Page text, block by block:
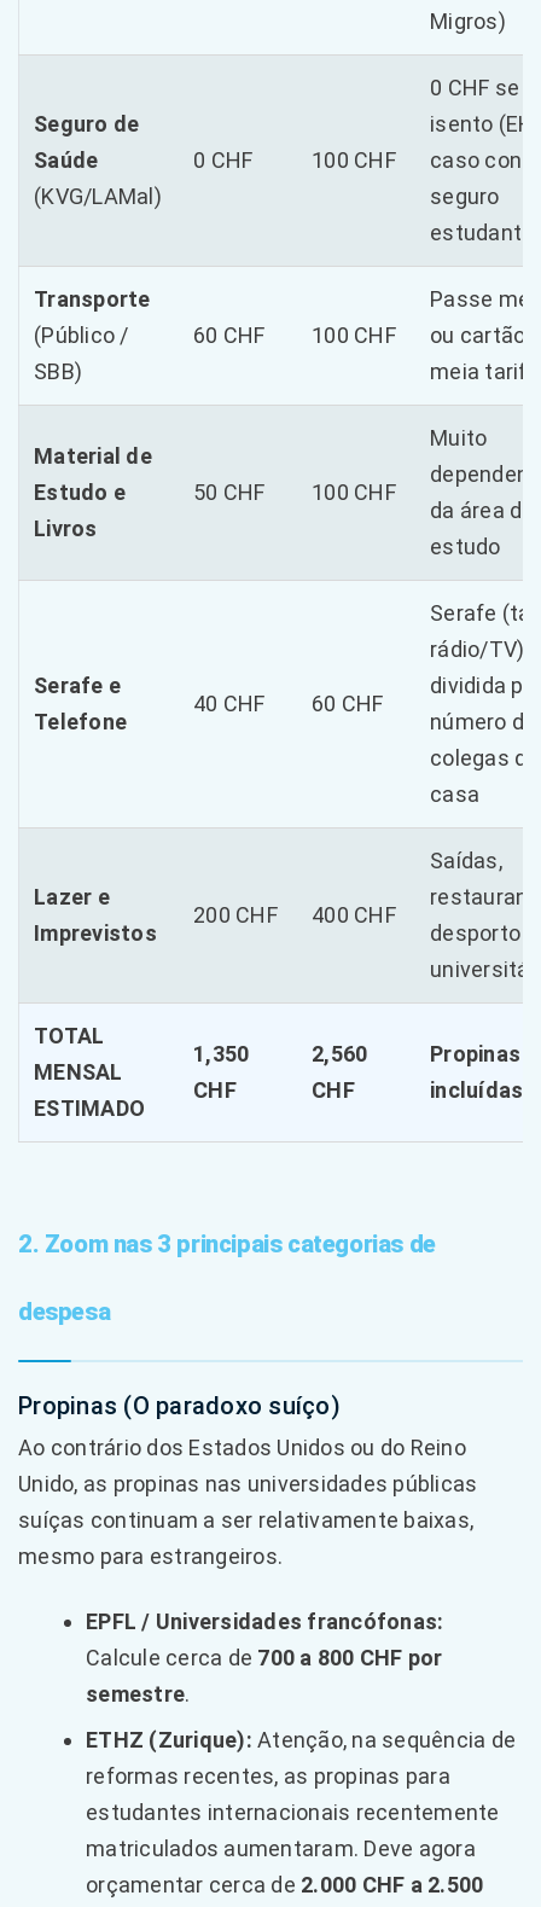
Migros)
Seguro de
Saúde
(KVG/LAMal)
0 CHF 100 CHF
0 CHF se
isento
caso
seguro
estudantil
Transporte
(Público /
SBB)
60 CHF 100 CHF
Passe
ou cartão
meia tarifa
Material de
Estudo e
Livros
50 CHF 100 CHF
Muito
da área de
estudo
Serafe e
Telefone
40 CHF 60 CHF
Serafe
rádio/TV)
dividida
número de
colegas de
casa
Lazer e
Imprevistos
200 CHF 400 CHF
Saídas,
desporto
TOTAL
MENSAL
ESTIMADO
1,350
CHF
2,560
CHF
Propinas
incluídas
2. Zoom nas 3 principais categorias de
despesa
Propinas (O paradoxo suíço)
Ao contrário dos Estados Unidos ou do Reino
Unido, as propinas nas universidades públicas
suíças continuam a ser relativamente baixas,
mesmo para estrangeiros.
EPFL / Universidades francófonas:
Calcule cerca de 700 a 800 CHF por
semestre.
ETHZ (Zurique): Atenção, na sequência de
reformas recentes, as propinas para
estudantes internacionais recentemente
matriculados aumentaram. Deve agora
orçamentar cerca de 2.000 CHF a 2.500